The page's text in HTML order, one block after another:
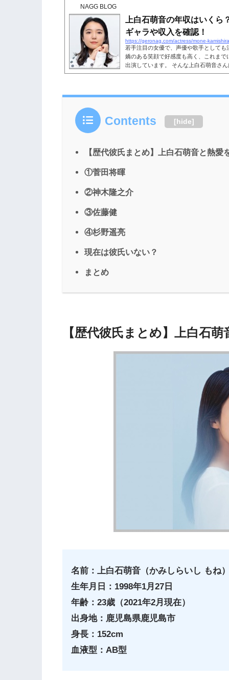
動と学業を両立しており、大学はあの
上白石萌音さんの学歴・明治大...
NAGG BLOG
上白石萌音の年収はいくら
ギャラや収入を確認！
https://geronag.com/actress/mone-
若手注目の女優で、声優や歌手として
嬌のある笑顔で好感度も高く、これま
出演しています。 そんな上白石萌音さ
年収がすごいと話題になっています。
Contents [hide]
【歴代彼氏まとめ】上白石萌音と熱愛
①菅田将暉
②神木隆之介
③佐藤健
④杉野遥亮
現在は彼氏いない？
まとめ
【歴代彼氏まとめ】上白石
名前：上白石萌音（かみしらいし もね
生年月日：1998年1月27日
年齢：23歳（2021年2月現在）
出身地：鹿児島県鹿児島市
身長：152cm
血液型：AB型